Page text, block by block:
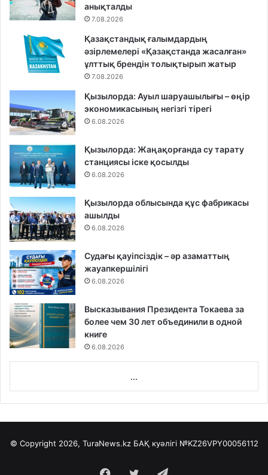
анықталды
7.08.2026
Қазақстандық ғалымдардың
әзірлемелері «Қазақстанда жасалған»
ұлттық брендін толықтырып жатыр
7.08.2026
Қызылорда: Ауыл шаруашылығы – өңір
экономикасының негізгі тірегі
6.08.2026
Қызылорда: Жаңақорғанда су тарату
станциясы іске қосылды
6.08.2026
Қызылорда облысында құс фабрикасы
ашылды
6.08.2026
Судағы қауіпсіздік – әр азаматтың
жауапкершілігі
6.08.2026
Высказывания Президента Токаева за
более чем 30 лет объединили в одной
книге
6.08.2026
...
© Copyright 2026, TuraNews.kz БАҚ куәлігі №KZ26VPY00056112